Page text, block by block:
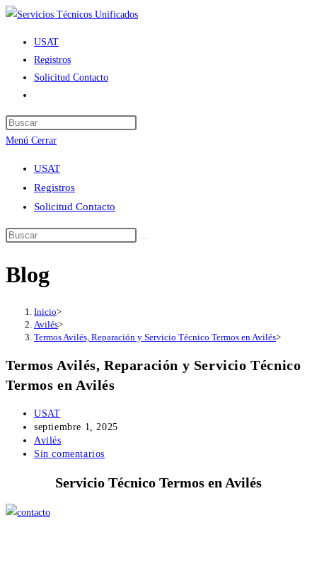
Ir
contenido
USAT
Registros
Solicitud Contacto
de
la
web
Menú Cerrar
USAT
Registros
Solicitud Contacto
Blog
Inicio>
Avilés>
Termos Avilés, Reparación y Servicio Técnico Termos en Avilés>
Termos Avilés, Reparación y Servicio Técnico
Termos en Avilés
Autor
de
la
entrada:
USAT
Publicación
de
la
septiembre 1, 2025
Categoría
de
entrada:
Avilés
Comentarios
Sin comentarios
Servicio Técnico Termos en Avilés